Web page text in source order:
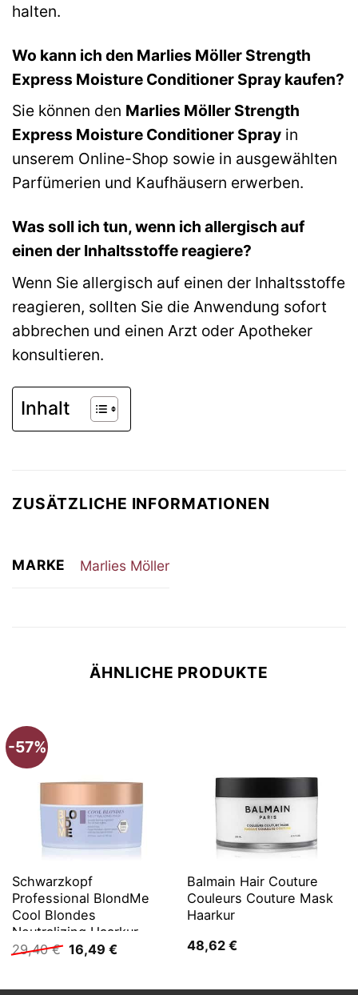
halten.
Wo kann ich den Marlies Möller Strength
Express Moisture Conditioner Spray kaufen?
Sie können den Marlies Möller Strength
Express Moisture Conditioner Spray in
unserem Online-Shop sowie in ausgewählten
Parfümerien und Kaufhäusern erwerben.
Was soll ich tun, wenn ich allergisch auf
einen der Inhaltsstoffe reagiere?
Wenn Sie allergisch auf einen der Inhaltsstoffe
reagieren, sollten Sie die Anwendung sofort
abbrechen und einen Arzt oder Apotheker
konsultieren.
Inhalt
ZUSÄTZLICHE INFORMATIONEN
MARKE Marlies Möller
ÄHNLICHE PRODUKTE
-57%
Schwarzkopf
Professional BlondMe
Cool Blondes
Neutralizing Haarkur
29,40€ Ursprünglicher
Preis
29,40 €
16,49 €Aktueller
16,49 €.
Balmain Hair Couture
Couleurs Couture Mask
Haarkur
48,62 €